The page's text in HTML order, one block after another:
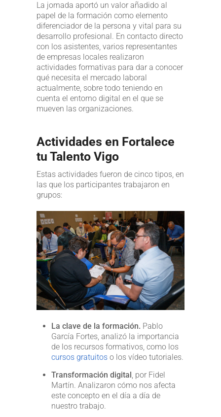
La jornada aportó un valor añadido al
papel de la formación como elemento
diferenciador de la persona y vital para su
desarrollo profesional. En contacto directo
con los asistentes, varios representantes
de empresas locales realizaron
actividades formativas para dar a conocer
qué necesita el mercado laboral
actualmente, sobre todo teniendo en
cuenta el entorno digital en el que se
mueven las organizaciones.
Actividades en Fortalece
tu Talento Vigo
Estas actividades fueron de cinco tipos, en
las que los participantes trabajaron en
grupos:
La clave de la formación. Pablo
García Fortes, analizó la importancia
de los recursos formativos, como los
cursos gratuitos o los vídeo tutoriales.
Transformación digital , por Fidel
Martín. Analizaron cómo nos afecta
este concepto en el día a día de
nuestro trabajo.